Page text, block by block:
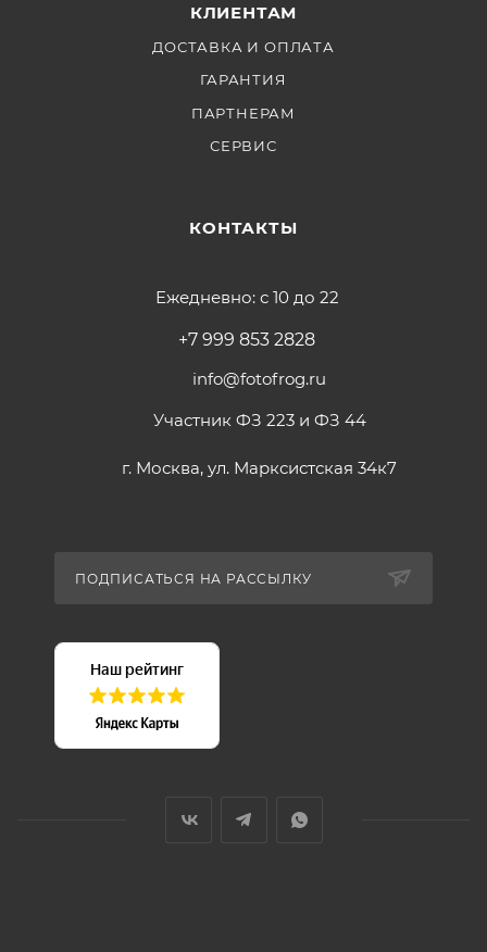
КЛИЕНТАМ
ДОСТАВКА И ОПЛАТА
ГАРАНТИЯ
ПАРТНЕРАМ
СЕРВИС
КОНТАКТЫ
Ежедневно: с 10 до 22
+7 999 853 2828
info@fotofrog.ru
Участник ФЗ 223 и ФЗ 44
г. Москва, ул. Марксистская 34к7
ПОДПИСАТЬСЯ НА РАССЫЛКУ